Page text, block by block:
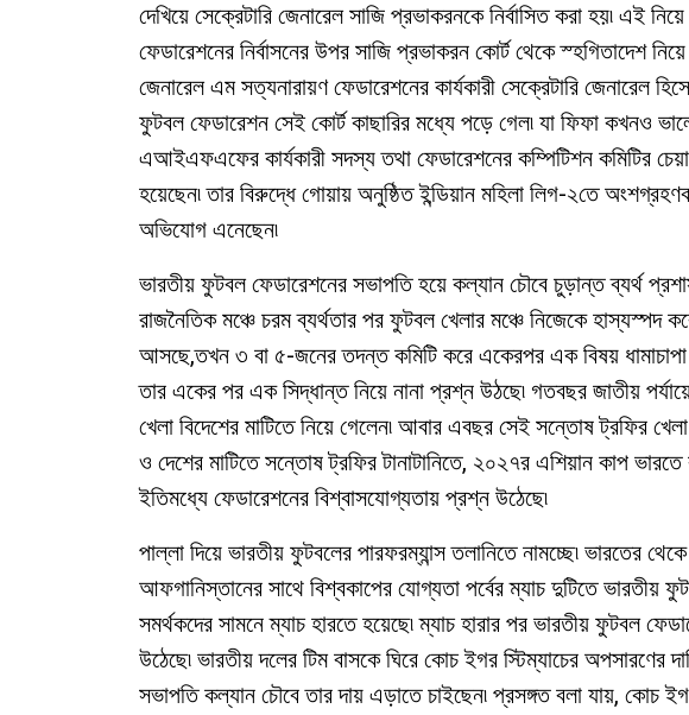
দেখিয়ে সেক্রেটারি জেনারেল সাজি প্রভাকরনকে নির্বাসিত করা হয়৷ এই
ফেডারেশনের নির্বাসনের উপর সাজি প্রভাকরন কোর্ট থেকে স্হগিতাদেশ
জেনারেল এম সত্যনারায়ণ ফেডারেশনের কার্যকারী সেক্রেটারি জেনারেল
ফুটবল ফেডারেশন সেই কোর্ট কাছারির মধ্যে পড়ে গেল৷ যা ফিফা কখনও
এআইএফএফের কার্যকারী সদস্য তথা ফেডারেশনের কম্পিটিশন কমিটির
হয়েছেন৷ তার বিরুদ্ধে গোয়ায় অনুষ্ঠিত ইন্ডিয়ান মহিলা লিগ-২তে
অভিযোগ এনেছেন৷
ভারতীয় ফুটবল ফেডারেশনের সভাপতি হয়ে কল্যান চৌবে চুড়ান্ত ব্যর্থ
রাজনৈতিক মঞ্চে চরম ব্যর্থতার পর ফুটবল খেলার মঞ্চে নিজেকে
আসছে,তখন ৩ বা ৫-জনের তদন্ত কমিটি করে একেরপর এক বিষয় ধামাচাপা
তার একের পর এক সিদ্ধান্ত নিয়ে নানা প্রশ্ন উঠছে৷ গতবছর জাতীয়
খেলা বিদেশের মাটিতে নিয়ে গেলেন৷ আবার এবছর সেই সন্তোষ ট্রফির
ও দেশের মাটিতে সন্তোষ ট্রফির টানাটানিতে, ২০২৭র এশিয়ান কাপ ভারতে
ইতিমধ্যে ফেডারেশনের বিশ্বাসযোগ্যতায় প্রশ্ন উঠেছে৷
পাল্লা দিয়ে ভারতীয় ফুটবলের পারফরম্যান্স তলানিতে নামচ্ছে৷ ভারতের
আফগানিস্তানের সাথে বিশ্বকাপের যোগ্যতা পর্বের ম্যাচ দুটিতে ভারতীয়
সমর্থকদের সামনে ম্যাচ হারতে হয়েছে৷ ম্যাচ হারার পর ভারতীয় ফুটবল
উঠেছে৷ ভারতীয় দলের টিম বাসকে ঘিরে কোচ ইগর স্টিম্যাচের অপসারণের
সভাপতি কল্যান চৌবে তার দায় এড়াতে চাইছেন৷ প্রসঙ্গত বলা যায়, কোচ